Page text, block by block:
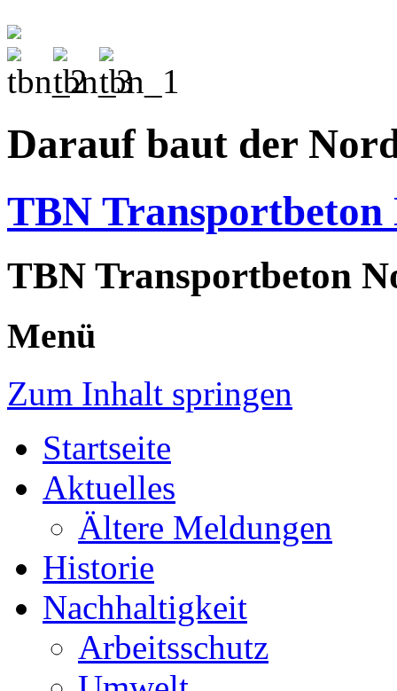
Darauf baut der
TBN
TBN Transportbeton
Menü
Zum Inhalt springen
Startseite
Aktuelles
Ältere Meldungen
Historie
Nachhaltigkeit
Arbeitsschutz